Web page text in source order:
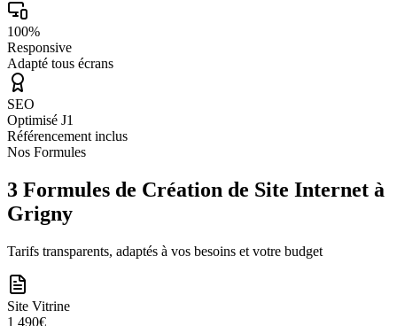
100%
Responsive
Adapté tous écrans
SEO
Optimisé J1
Référencement inclus
Nos Formules
3 Formules de Création de Site Internet à
Grigny
Tarifs transparents, adaptés à vos besoins et votre budget
Site Vitrine
1 490€